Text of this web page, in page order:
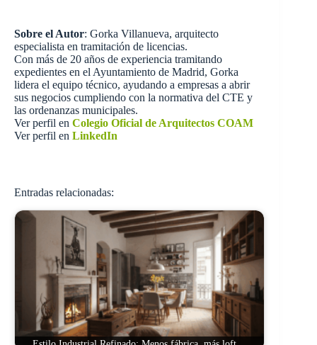
Sobre el Autor: Gorka Villanueva, arquitecto
especialista en tramitación de licencias.
Con más de 20 años de experiencia tramitando
expedientes en el Ayuntamiento de Madrid, Gorka
lidera el equipo técnico, ayudando a empresas a abrir
sus negocios cumpliendo con la normativa del CTE y
las ordenanzas municipales.
Ver perfil en Colegio Oficial de Arquitectos COAM
Ver perfil en LinkedIn
Entradas relacionadas: